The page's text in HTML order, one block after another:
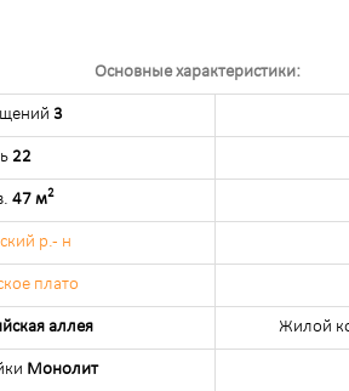
Основные характеристики:
3
22
47 м2
р.- н
плато
аллея Жилой
Монолит